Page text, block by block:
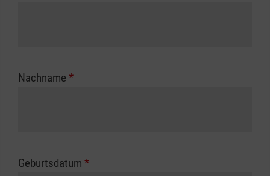
Nachname *
Geburtsdatum *